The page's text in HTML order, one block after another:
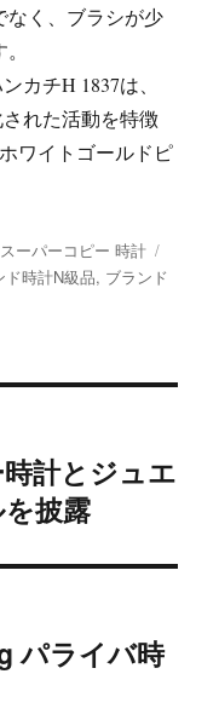
なく、ブラシが少
カチH 1837は、
れた活動を特徴
ワイトゴールドピ
ーパーコピー 時計
ド時計N級品, ブランド
計とジュエ
披露
パライバ時